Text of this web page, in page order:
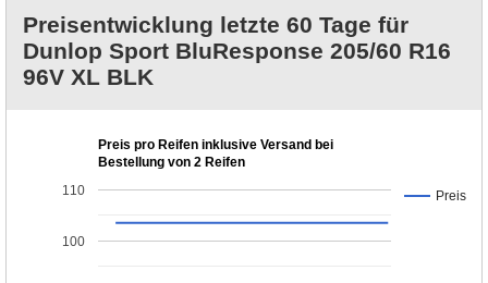
Preisentwicklung letzte 60 Tage für
Dunlop Sport BluResponse 205/60 R16
96V XL BLK
Preis pro Reifen inklusive Versand bei
Bestellung von 2 Reifen
Preis
100
110